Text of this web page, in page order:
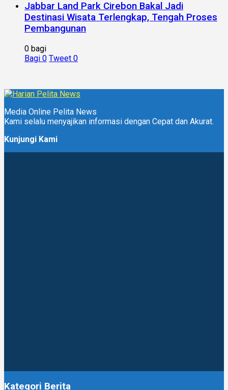
Jabbar Land Park Cirebon Bakal Jadi
Destinasi Wisata Terlengkap, Tengah Proses
Pembangunan
0 bagi
Bagi 0 Tweet 0
Media Online Pelita News
Kami selalu menyajikan informasi dengan Cepat dan Akurat.
Kunjungi Kami
Kategori Berita